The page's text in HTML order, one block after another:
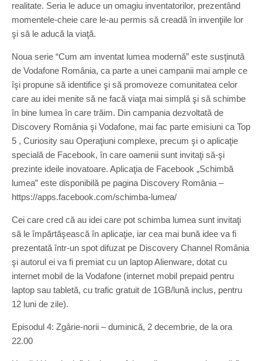
realitate. Seria le aduce un omagiu inventatorilor, prezentând
momentele-cheie care le-au permis să creadă în invenţiile lor
şi să le aducă la viaţă.
Noua serie “Cum am inventat lumea modernă” este susţinută
de Vodafone România, ca parte a unei campanii mai ample ce
îşi propune să identifice şi să promoveze comunitatea celor
care au idei menite să ne facă viaţa mai simplă şi să schimbe
în bine lumea în care trăim. Din campania dezvoltată de
Discovery România şi Vodafone, mai fac parte emisiuni ca Top
5 , Curiosity sau Operaţiuni complexe, precum şi o aplicaţie
specială de Facebook, în care oamenii sunt invitaţi să-şi
prezinte ideile inovatoare. Aplicaţia de Facebook „Schimbă
lumea” este disponibilă pe pagina Discovery România –
https://apps.facebook.com/schimba-lumea/
Cei care cred că au idei care pot schimba lumea sunt invitaţi
să le împărtăşească în aplicaţie, iar cea mai bună idee va fi
prezentată într-un spot difuzat pe Discovery Channel România
şi autorul ei va fi premiat cu un laptop Alienware, dotat cu
internet mobil de la Vodafone (internet mobil prepaid pentru
laptop sau tabletă, cu trafic gratuit de 1GB/lună inclus, pentru
12 luni de zile).
Episodul 4: Zgârie-norii – duminică, 2 decembrie, de la ora
22.00